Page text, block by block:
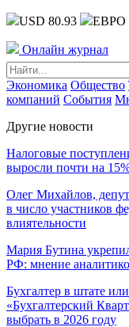
USD 80.93 ЕВРО
Онлайн журнал
Экономика Общество
компаний События
Другие новости
Налоговые
выросли почти на
Олег Михайлов,
в число участников
влиятельности
Мария Бутина
РФ: мнение
Бухгалтер в штате
«Бухгалтерский
выбрать в 2026 году